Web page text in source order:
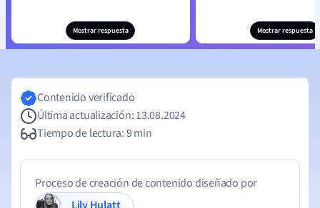
Mostrar respuesta Mostrar respuesta
Contenido verificado
Última actualización: 13.08.2024
Tiempo de lectura: 9 min
Proceso de creación de contenido diseñado por